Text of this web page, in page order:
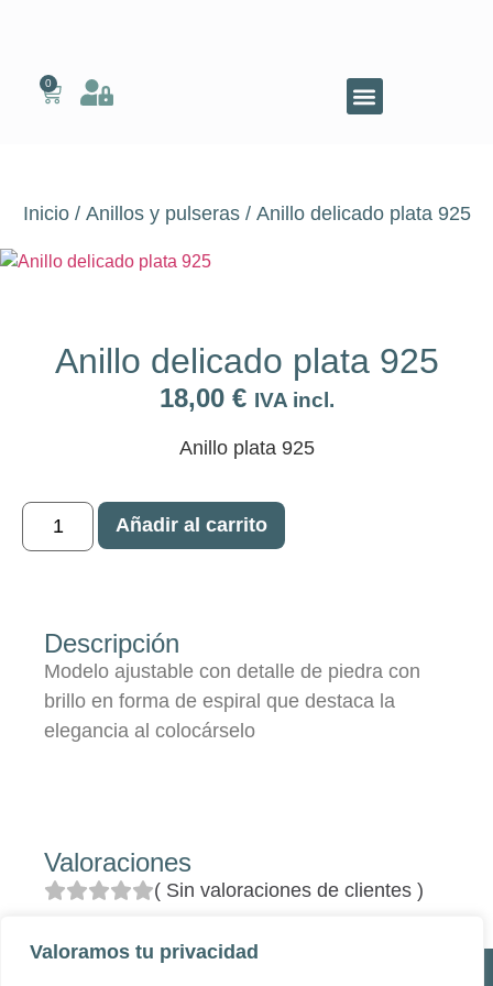
Valoramos tu privacidad
0
Inicio/ Anillos y pulseras/ Anillo delicado plata 925
Anillo delicado plata 925
18,00 € IVA incl.
Anillo plata 925
Añadir al carrito
Descripción
Modelo ajustable con detalle de piedra con
brillo en forma de espiral que destaca la
elegancia al colocárselo
Valoraciones
( Sin valoraciones de clientes )